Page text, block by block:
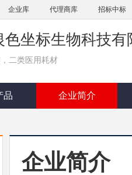
企业库 代理商库 招标中标
色坐标生物科技有
二类医用耗材
品 企业简介
企业简介